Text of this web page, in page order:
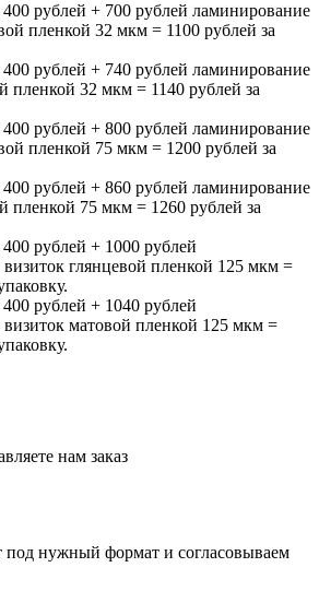
рублей + 700 рублей ламинирование
пленкой 32 мкм = 1100 рублей за
рублей + 740 рублей ламинирование
пленкой 32 мкм = 1140 рублей за
рублей + 800 рублей ламинирование
пленкой 75 мкм = 1200 рублей за
рублей + 860 рублей ламинирование
пленкой 75 мкм = 1260 рублей за
рублей + 1000 рублей
глянцевой пленкой 125 мкм =
рублей + 1040 рублей
матовой пленкой 125 мкм =
нам заказ
под нужный формат и согласовываем